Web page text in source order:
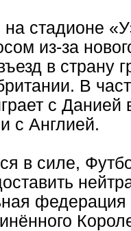
на стадионе
из-за
в страну
В
с Данией
с Англией.
в силе,
федерация